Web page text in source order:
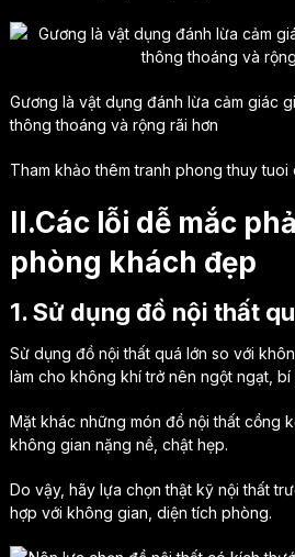
Gương là vật dụng đánh lừa cảm giác
thông thoáng và rộng rãi hơn
Tham khảo thêm tranh phong thuy tuoi
II.Các lỗi dễ mắc
phòng khách đẹp
1. Sử dụng đồ nội thất
Sử dụng đồ nội thất quá lớn so với
làm cho không khí trở nên ngột ngạt, bí
Mặt khác những món đồ nội thất cồng
không gian nặng nề, chật hẹp.
Do vậy, hãy lựa chọn thật kỹ nội thất
hợp với không gian, diện tích phòng.